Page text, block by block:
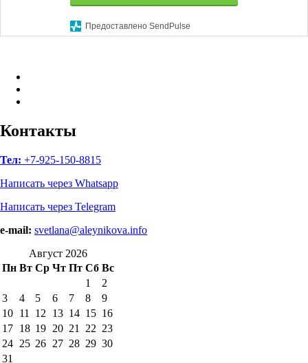
Предоставлено SendPulse
психологов
Контакты
Тел: +7-925-150-8815
Написать через Whatsapp
Написать через Telegram
e-mail: svetlana@aleynikova.info
Август 2026
Пн Вт Ср Чт Пт Сб Вс
1
2
3
4 5 6 7 8
9
10 11 12 13 14 15 16
17 18 19 20 21 22 23
24 25 26 27 28 29 30
31